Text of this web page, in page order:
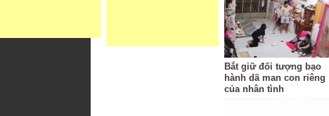
Bắt giữ đối tượng bạo
hành dã man con riêng
của nhân tình